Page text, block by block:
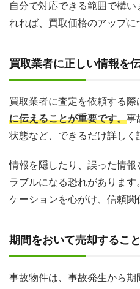
自分で対応できる範囲で構
れれば、買取価格のアップに
買取業者に正しい情報を
買取業者に査定を依頼する際
に伝えることが重要です。事
状態など、できるだけ詳しく
情報を隠したり、誤った情報
ラブルになる恐れがありま
ケーションを心がけ、信頼関
期間をおいて売却するこ
事故物件は、事故発生から